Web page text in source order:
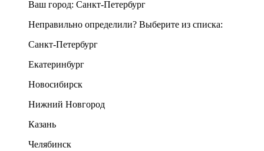
Ваш город: Санкт-Петербург
Неправильно определили? Выберите из списка:
Санкт-Петербург
Екатеринбург
Новосибирск
Нижний Новгород
Казань
Челябинск